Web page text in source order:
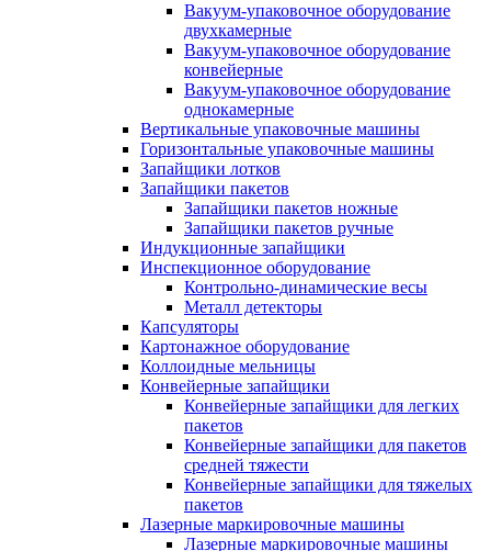
Вакуум-упаковочное оборудование
двухкамерные
Вакуум-упаковочное оборудование
конвейерные
Вакуум-упаковочное оборудование
однокамерные
Вертикальные упаковочные машины
Горизонтальные упаковочные машины
Запайщики лотков
Запайщики пакетов
Запайщики пакетов ножные
Запайщики пакетов ручные
Индукционные запайщики
Инспекционное оборудование
Контрольно-динамические весы
Металл детекторы
Капсуляторы
Картонажное оборудование
Коллоидные мельницы
Конвейерные запайщики
Конвейерные запайщики для легких
пакетов
Конвейерные запайщики для пакетов
средней тяжести
Конвейерные запайщики для тяжелых
пакетов
Лазерные маркировочные машины
Лазерные маркировочные машины